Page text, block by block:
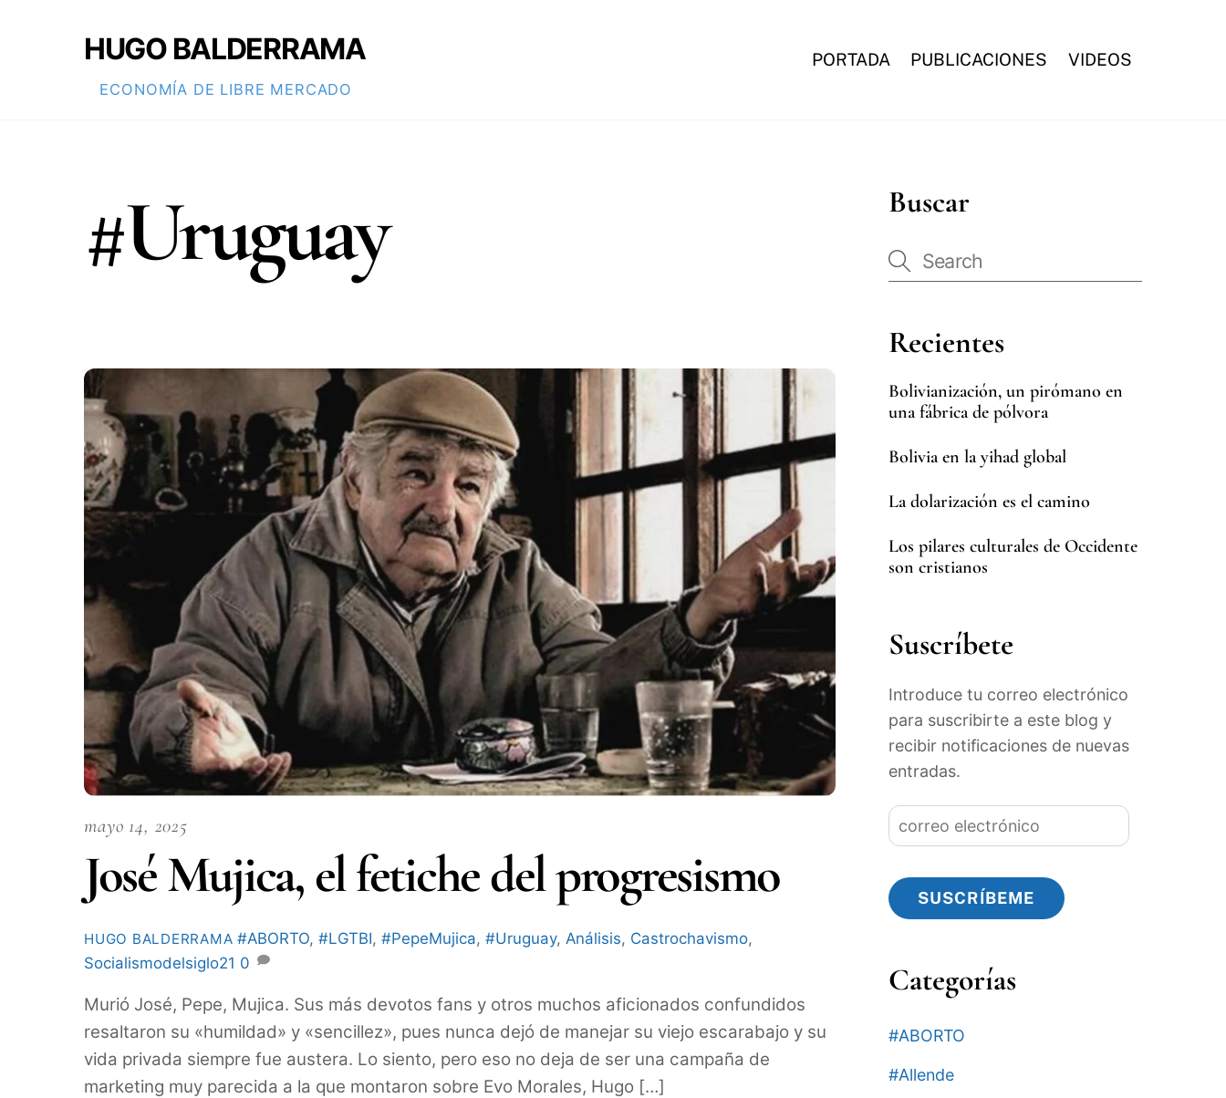
HUGO BALDERRAMA
ECONOMÍA DE LIBRE MERCADO
PORTADA PUBLICACIONES VIDEOS
#Uruguay
mayo 14, 2025
José Mujica, el fetiche del progresismo
HUGO BALDERRAMA #ABORTO,#LGTBI,#PepeMujica,#Uruguay, Análisis, Castrochavismo,
Socialismodelsiglo21 0
Murió José, Pepe, Mujica. Sus más devotos fans y otros muchos aficionados confundidos
resaltaron su «humildad» y «sencillez», pues nunca dejó de manejar su viejo escarabajo y su
vida privada siempre fue austera. Lo siento, pero eso no deja de ser una campaña de
marketing muy parecida a la que montaron sobre Evo Morales, Hugo […]
Buscar
Recientes
Bolivianización, un pirómano en
una fábrica de pólvora
Bolivia en la yihad global
La dolarización es el camino
Los pilares culturales de Occidente
son cristianos
Suscríbete
Introduce tu correo electrónico
para suscribirte a este blog y
recibir notificaciones de nuevas
entradas.
correo
electrónico
SUSCRÍBEME
Categorías
#ABORTO
#Allende